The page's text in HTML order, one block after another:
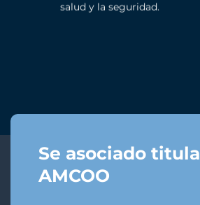
salud y la seguridad.
Se asociado
AMCOO